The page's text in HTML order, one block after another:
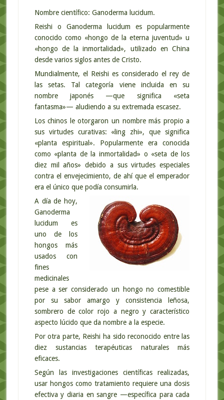
Nombre científico: Ganoderma lucidum.
Reishi o Ganoderma lucidum es popularmente
conocido como «hongo de la eterna juventud» u
«hongo de la inmortalidad», utilizado en China
desde varios siglos antes de Cristo.
Mundialmente, el Reishi es considerado el rey de
las setas. Tal categoría viene incluida en su
nombre japonés —que significa «seta
fantasma»— aludiendo a su extremada escasez.
Los chinos le otorgaron un nombre más propio a
sus virtudes curativas: «ling zhi», que significa
«planta espiritual». Popularmente era conocida
como «planta de la inmortalidad» o «seta de los
diez mil años» debido a sus virtudes especiales
contra el envejecimiento, de ahí que el emperador
era el único que podía consumirla.
A día de hoy,
Ganoderma
lucidum es
uno de los
hongos más
usados con
fines
medicinales
pese a ser considerado un hongo no comestible
por su sabor amargo y consistencia leñosa,
sombrero de color rojo a negro y característico
aspecto lúcido que da nombre a la especie.
Por otra parte, Reishi ha sido reconocido entre las
diez sustancias terapéuticas naturales más
eficaces.
Según las investigaciones científicas realizadas,
usar hongos como tratamiento requiere una dosis
efectiva y diaria en sangre —específica para cada